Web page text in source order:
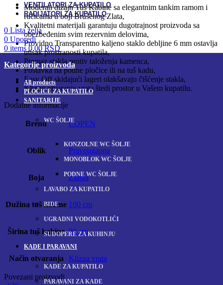
VENTILATORI ZA KUPATILO
RADIJATORI ZA KUPATILO
0 Lista želja
0 Uporedi
0 items 0,00RSD
Kategorije proizvoda
Allproducts
PLOČICE ZA KUPATILO
SANITARIJE
WC ŠOLJE
KONZOLNE WC ŠOLJE
MONOBLOK WC ŠOLJE
PODNE WC ŠOLJE
LAVABO ZA KUPATILO
BIDE
UGRADNI VODOKOTLIĆI
SUDOPERE ZA KUHINJU
KADE I PARAVANI
KADE ZA KUPATILO
PARAVANI ZA KADE
Moderan dizajn Tuš Kabine sa elegantnim tankim ramom i
ručicama u boji Brušenog Zlata,
Kvalitetni materijali garantuju dugotrajnost proizvoda sa
obezbeđenim svim rezervnim delovima,
Providno Transparentno kaljeno staklo debljine 6 mm ostavlja
utisak prostranosti kupatila,
Premaz stakla protiv taloženja kamenca,
Postavka na podne pločice ili na tuš kadu,
Easy Off skidajući lageri olakšavaju čišćenje stakla,
Klizno otvaranje vrata štedi prostor u Vašem kupatilu.
Dodatne informacije
Brend COPEN
Oblik Pravougaona
Boja Zlatna
Dužina tuš kabine 100 cm
Širina tuš kabine 90 cm
Način otvaranja Klizna vrata
Povezani proizvodi